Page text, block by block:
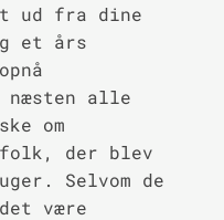
ud fra dine
et års
næsten alle
om
folk, der blev
Selvom de
være